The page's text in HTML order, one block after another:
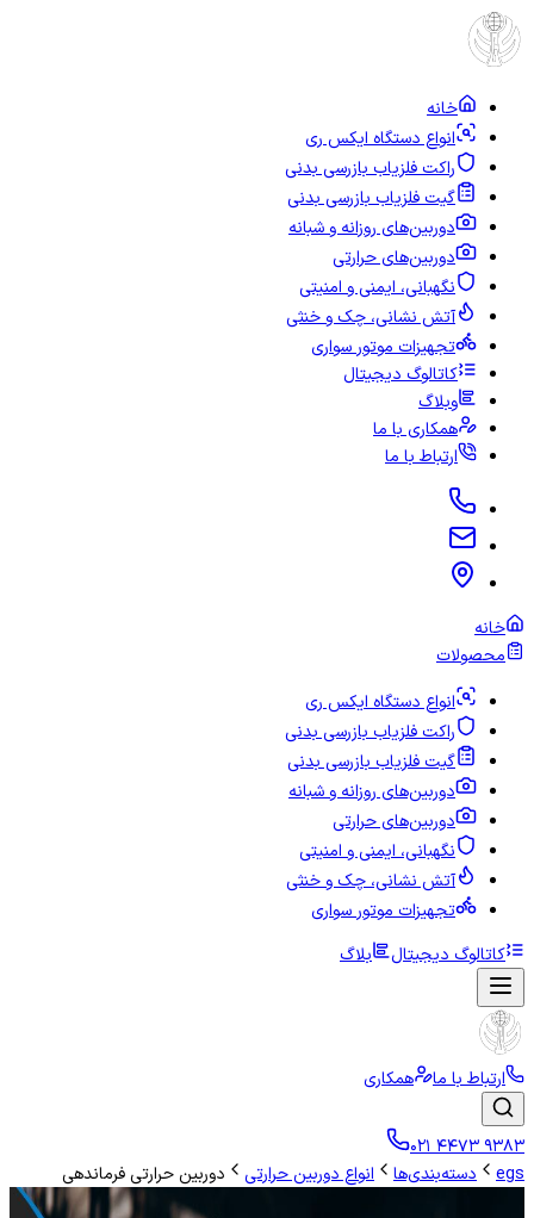
خانه
انواع دستگاه ایکس ری
راکت فلزیاب بازرسی بدنی
گیت فلزیاب بازرسی بدنی
دوربین‌های روزانه و شبانه
دوربین‌های حرارتی
نگهبانی، ایمنی و امنیتی
آتش نشانی، چک و خنثی
تجهیزات موتور سواری
کاتالوگ دیجیتال
وبلاگ
همکاری با ما
ارتباط با ما
خانه
محصولات
انواع دستگاه ایکس ری
راکت فلزیاب بازرسی بدنی
گیت فلزیاب بازرسی بدنی
دوربین‌های روزانه و شبانه
دوربین‌های حرارتی
نگهبانی، ایمنی و امنیتی
آتش نشانی، چک و خنثی
تجهیزات موتور سواری
کاتالوگ دیجیتال
بلاگ
ارتباط با ما همکاری
۰۲۱ ۴۴۷۳ ۹۳۸۳
egs
دسته‌بندی‌ها انواع دوربین حرارتی دوربین حرارتی فرماندهی